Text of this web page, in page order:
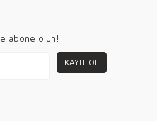
abone olun!
KAYIT OL